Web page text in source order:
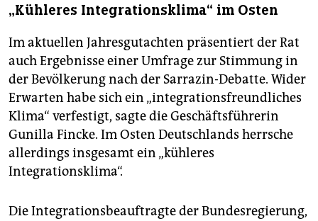
„Kühleres Integrationsklima“ im Osten
Im aktuellen Jahresgutachten präsentiert der Rat
auch Ergebnisse einer Umfrage zur Stimmung in
der Bevölkerung nach der Sarrazin-Debatte. Wider
Erwarten habe sich ein „integrationsfreundliches
Klima“ verfestigt, sagte die Geschäftsführerin
Gunilla Fincke. Im Osten Deutschlands herrsche
allerdings insgesamt ein „kühleres
Integrationsklima“.
Die Integrationsbeauftragte der Bundesregierung,